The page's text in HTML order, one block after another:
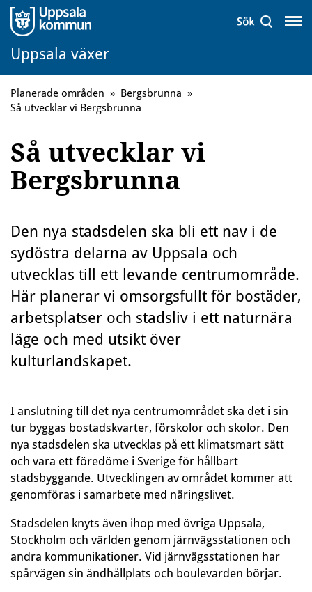
Uppsala växer
Planerade områden » Bergsbrunna »
Så utvecklar vi Bergsbrunna
Så utvecklar vi
Bergsbrunna
Den nya stadsdelen ska bli ett nav i de
sydöstra delarna av Uppsala och
utvecklas till ett levande centrumområde.
Här planerar vi omsorgsfullt för bostäder,
arbetsplatser och stadsliv i ett naturnära
läge och med utsikt över
kulturlandskapet.
I anslutning till det nya centrumområdet ska det i sin
tur byggas bostadskvarter, förskolor och skolor. Den
nya stadsdelen ska utvecklas på ett klimatsmart sätt
och vara ett föredöme i Sverige för hållbart
stadsbyggande. Utvecklingen av området kommer att
genomföras i samarbete med näringslivet.
Stadsdelen knyts även ihop med övriga Uppsala,
Stockholm och världen genom järnvägsstationen och
andra kommunikationer. Vid järnvägsstationen har
spårvägen sin ändhållplats och boulevarden börjar.